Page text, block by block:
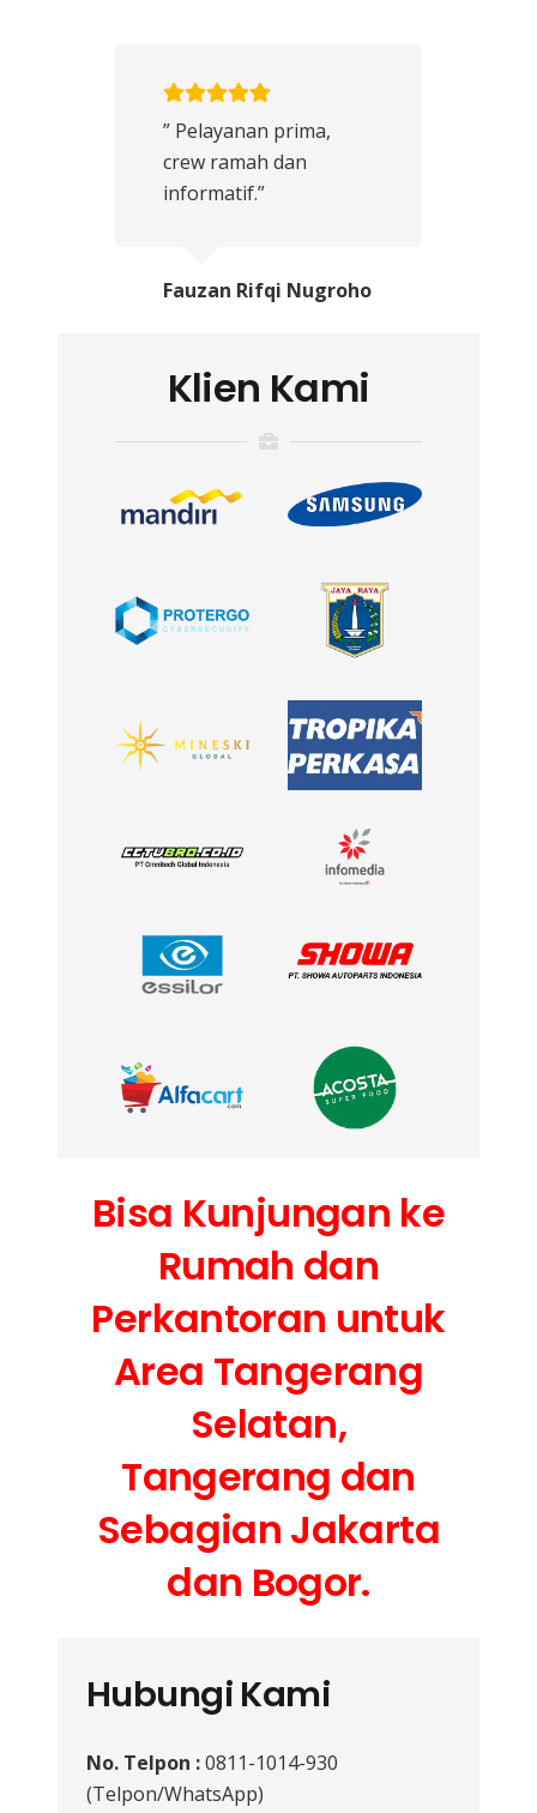
” Pelayanan prima,
crew ramah dan
informatif.”
Fauzan Rifqi Nugroho
Klien Kami
Bisa Kunjungan ke
Rumah dan
Perkantoran untuk
Area Tangerang
Selatan,
Tangerang dan
Sebagian Jakarta
dan Bogor.
Hubungi Kami
No. Telpon :0811-1014-930
(Telpon/WhatsApp)